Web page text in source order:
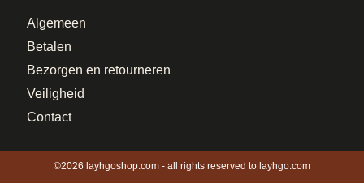
Algemeen
Betalen
Bezorgen en retourneren
Veiligheid
Contact
©2026 layhgoshop.com - all rights reserved to layhgo.com